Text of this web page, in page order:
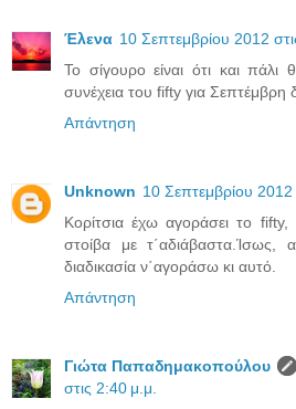
Έλενα 10 Σεπτεμβρίου 2012
Το σίγουρο είναι ότι και πάλι
συνέχεια του fifty για Σεπτέμβρη
Απάντηση
Unknown 10 Σεπτεμβρίου 2012
Κορίτσια έχω αγοράσει το fifty,
στοίβα με
διαδικασία ν΄αγοράσω κι αυτό.
Απάντηση
Γιώτα Παπαδημακοπούλου
στις 2:40 μ.μ.